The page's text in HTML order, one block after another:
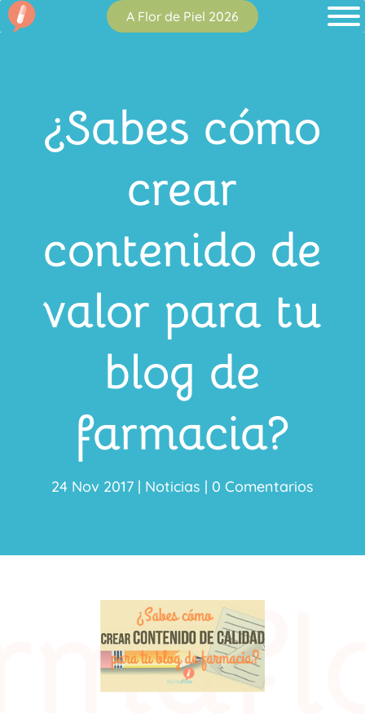
A Flor de Piel 2026
¿Sabes cómo
crear
contenido de
valor para tu
blog de
farmacia?
24 Nov 2017| Noticias | 0 Comentarios